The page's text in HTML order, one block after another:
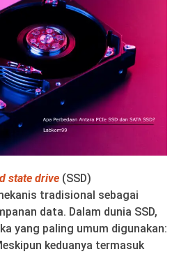
state drive (SSD)
tradisional sebagai
data. Dalam dunia SSD,
yang paling umum digunakan:
keduanya termasuk